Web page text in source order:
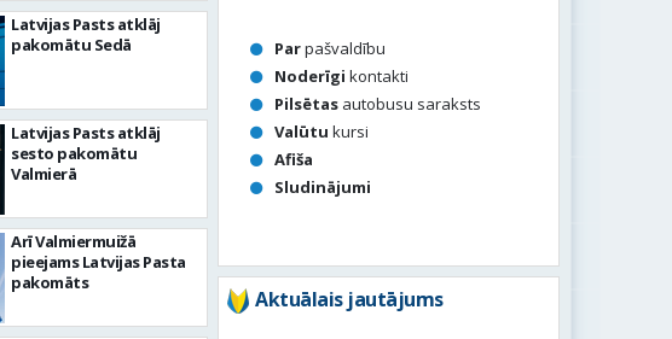
Latvijas Pasts atklāj
pakomātu Sedā
Latvijas Pasts atklāj
sesto pakomātu
Valmierā
Arī Valmiermuižā
pieejams Latvijas Pasta
pakomāts
Parpašvaldību
Noderīgi kontakti
Pilsētas autobusu saraksts
Valūtu kursi
Afiša
Sludinājumi
Aktuālais jautājums